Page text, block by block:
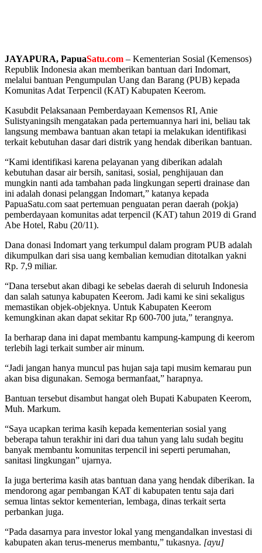
JAYAPURA, PapuaSatu.com – Kementerian Sosial (Kemensos)
Republik Indonesia akan memberikan bantuan dari Indomart,
melalui bantuan Pengumpulan Uang dan Barang (PUB) kepada
Komunitas Adat Terpencil (KAT) Kabupaten Keerom.
Kasubdit Pelaksanaan Pemberdayaan Kemensos RI, Anie
Sulistyaningsih mengatakan pada pertemuannya hari ini, beliau tak
langsung membawa bantuan akan tetapi ia melakukan identifikasi
terkait kebutuhan dasar dari distrik yang hendak diberikan bantuan.
“Kami identifikasi karena pelayanan yang diberikan adalah
kebutuhan dasar air bersih, sanitasi, sosial, penghijauan dan
mungkin nanti ada tambahan pada lingkungan seperti drainase dan
ini adalah donasi pelanggan Indomart,” katanya kepada
PapuaSatu.com saat pertemuan penguatan peran daerah (pokja)
pemberdayaan komunitas adat terpencil (KAT) tahun 2019 di Grand
Abe Hotel, Rabu (20/11).
Dana donasi Indomart yang terkumpul dalam program PUB adalah
dikumpulkan dari sisa uang kembalian kemudian ditotalkan yakni
Rp. 7,9 miliar.
“Dana tersebut akan dibagi ke sebelas daerah di seluruh Indonesia
dan salah satunya kabupaten Keerom. Jadi kami ke sini sekaligus
memastikan objek-objeknya. Untuk Kabupaten Keerom
kemungkinan akan dapat sekitar Rp 600-700 juta,” terangnya.
Ia berharap dana ini dapat membantu kampung-kampung di keerom
terlebih lagi terkait sumber air minum.
“Jadi jangan hanya muncul pas hujan saja tapi musim kemarau pun
akan bisa digunakan. Semoga bermanfaat,” harapnya.
Bantuan tersebut disambut hangat oleh Bupati Kabupaten Keerom,
Muh. Markum.
“Saya ucapkan terima kasih kepada kementerian sosial yang
beberapa tahun terakhir ini dari dua tahun yang lalu sudah begitu
banyak membantu komunitas terpencil ini seperti perumahan,
sanitasi lingkungan” ujarnya.
Ia juga berterima kasih atas bantuan dana yang hendak diberikan. Ia
mendorong agar pembangan KAT di kabupaten tentu saja dari
semua lintas sektor kementerian, lembaga, dinas terkait serta
perbankan juga.
“Pada dasarnya para investor lokal yang mengandalkan investasi di
kabupaten akan terus-menerus membantu,” tukasnya. [ayu]